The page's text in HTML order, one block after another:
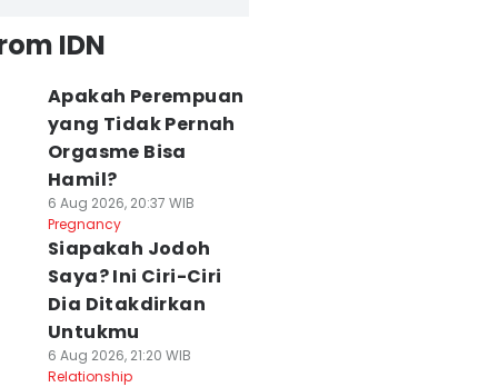
IDN
Apakah Perempuan
yang Tidak Pernah
Orgasme Bisa
Hamil?
6 Aug 2026, 20:37 WIB
Pregnancy
Siapakah Jodoh
Saya? Ini Ciri-Ciri
Dia Ditakdirkan
Untukmu
6 Aug 2026, 21:20 WIB
Relationship